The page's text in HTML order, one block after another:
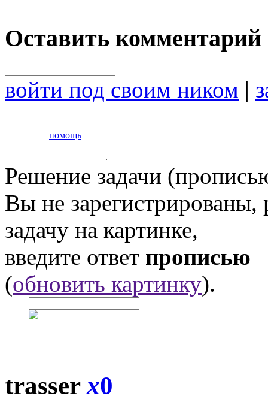
Оставить комментарий
войти под своим ником |
помощь
Решение задачи
Вы не
задачу на картинке,
введите ответ прописью
(обновить картинку).
trasserx0